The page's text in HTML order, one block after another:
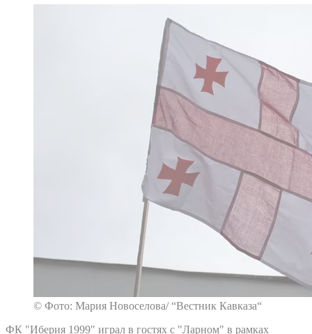
© Фото: Мария Новоселова/ “Вестник Кавказа“
ФК "Иберия 1999" играл в гостях с "Ларном" в рамках